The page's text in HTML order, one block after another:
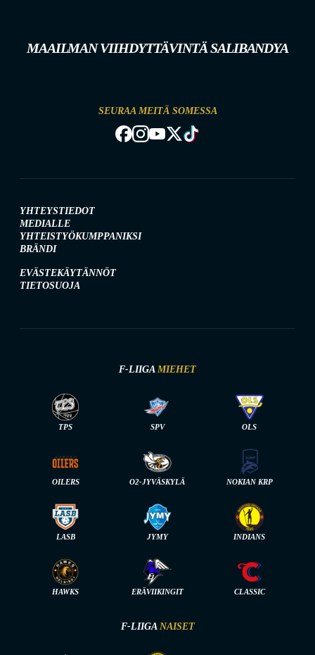
MAAILMAN VIIHDYTTÄVINTÄ SALIBANDYA
SEURAA MEITÄ SOMESSA
YHTEYSTIEDOT
MEDIALLE
YHTEISTYÖKUMPPANIKSI
BRÄNDI
EVÄSTEKÄYTÄNNÖT
TIETOSUOJA
F-LIIGA MIEHET
TPS SPV OLS
OILERS O2-JYVÄSKYLÄ NOKIAN KRP
LASB JYMY INDIANS
HAWKS ERÄVIIKINGIT CLASSIC
F-LIIGA NAISET